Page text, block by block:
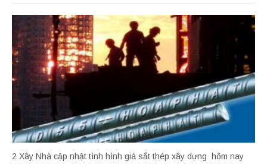
2 Xây Nhà cập nhật tình hình giá sắt thép xây dựng hôm nay